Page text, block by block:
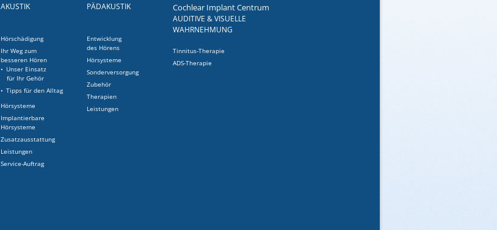
AKUSTIK
Hörschädigung
Ihr Weg zum
besseren Hören
Unser Einsatz
für Ihr Gehör
Tipps für den Alltag
Hörsysteme
Implantierbare
Hörsysteme
Zusatzausstattung
Leistungen
Service-Auftrag
PÄDAKUSTIK
Entwicklung
des Hörens
Hörsysteme
Sonderversorgung
Zubehör
Therapien
Leistungen
Cochlear Implant Centrum
AUDITIVE & VISUELLE
WAHRNEHMUNG
Tinnitus-Therapie
ADS-Therapie